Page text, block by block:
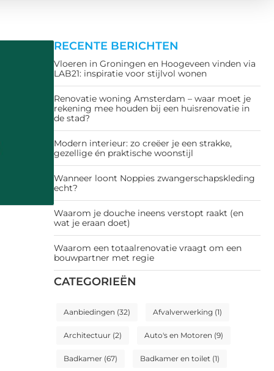
RECENTE BERICHTEN
Vloeren in Groningen en Hoogeveen vinden via
LAB21: inspiratie voor stijlvol wonen
Renovatie woning Amsterdam – waar moet je
rekening mee houden bij een huisrenovatie in
de stad?
Modern interieur: zo creëer je een strakke,
gezellige én praktische woonstijl
Wanneer loont Noppies zwangerschapskleding
echt?
Waarom je douche ineens verstopt raakt (en
wat je eraan doet)
Waarom een totaalrenovatie vraagt om een
bouwpartner met regie
CATEGORIEËN
Aanbiedingen (32) Afvalverwerking (1)
Architectuur (2) Auto's en Motoren (9)
Badkamer (67) Badkamer en toilet (1)